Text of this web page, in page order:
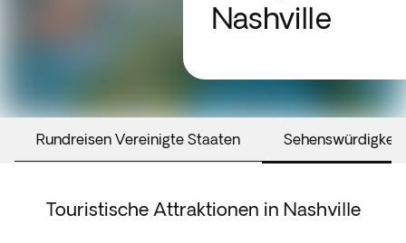
Nashville
Rundreisen Vereinigte Staaten
Touristische Attraktionen in Nashville